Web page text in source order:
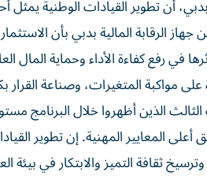
أن تطوير القيادات الوطنية يمثل
الرقابة المالية بدبي بأن
في رفع كفاءة الأداء وحماية المال
مواكبة المتغيرات، وصناعة
الذين أظهروا خلال البرنامج مستوى
المعايير المهنية. إن تطوير
ثقافة التميز والابتكار في بيئة